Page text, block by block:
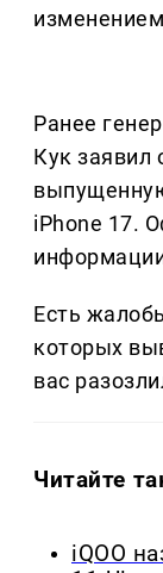
Ранее
Кук заявил
iPhone 17.
Есть
которых
вас
Читайте
iQOO